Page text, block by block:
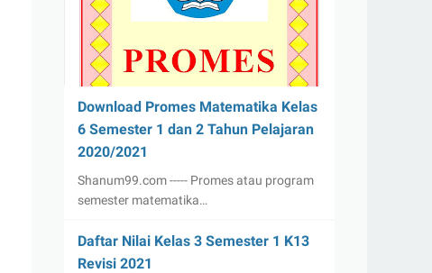
Download Promes Matematika Kelas
6 Semester 1 dan 2 Tahun Pelajaran
2020/2021
Shanum99.com ----- Promes atau program
semester matematika…
Daftar Nilai Kelas 3 Semester 1 K13
Revisi 2021